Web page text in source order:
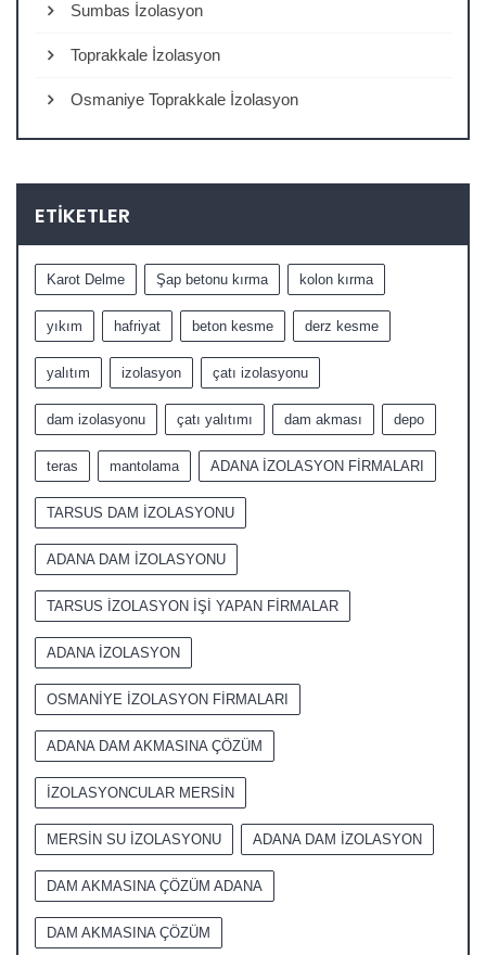
Sumbas İzolasyon
Toprakkale İzolasyon
Osmaniye Toprakkale İzolasyon
ETIKETLER
Karot Delme Şap betonu kırma kolon kırma
yıkım hafriyat beton kesme derz kesme
yalıtım izolasyon çatı izolasyonu
dam izolasyonu çatı yalıtımı dam akması depo
teras mantolama ADANA İZOLASYON FİRMALARI
TARSUS DAM İZOLASYONU
ADANA DAM İZOLASYONU
TARSUS İZOLASYON İŞİ YAPAN FİRMALAR
ADANA İZOLASYON
OSMANİYE İZOLASYON FİRMALARI
ADANA DAM AKMASINA ÇÖZÜM
İZOLASYONCULAR MERSİN
MERSİN SU İZOLASYONU ADANA DAM İZOLASYON
DAM AKMASINA ÇÖZÜM ADANA
DAM AKMASINA ÇÖZÜM